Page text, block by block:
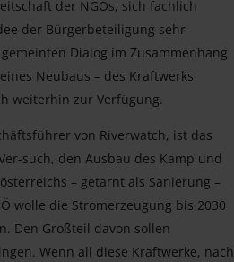
der NGOs, sich fachlich
der Bürgerbeteiligung sehr
Dialog im Zusammenhang
Neubaus – des Kraftwerks
weiterhin zur Verfügung.
von Riverwatch, ist das
such, den Ausbau des Kamp und
– getarnt als Sanierung –
wolle die Stromerzeugung bis 2030
Den Großteil davon sollen
Wenn all diese Kraftwerke, nach